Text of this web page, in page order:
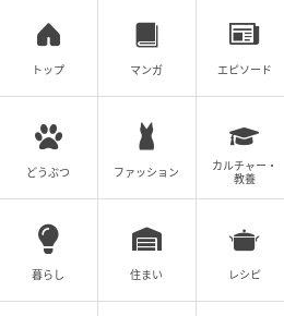
トップ マンガ エピソード
どうぶつ ファッション
カルチャー・
教養
暮らし 住まい レシピ